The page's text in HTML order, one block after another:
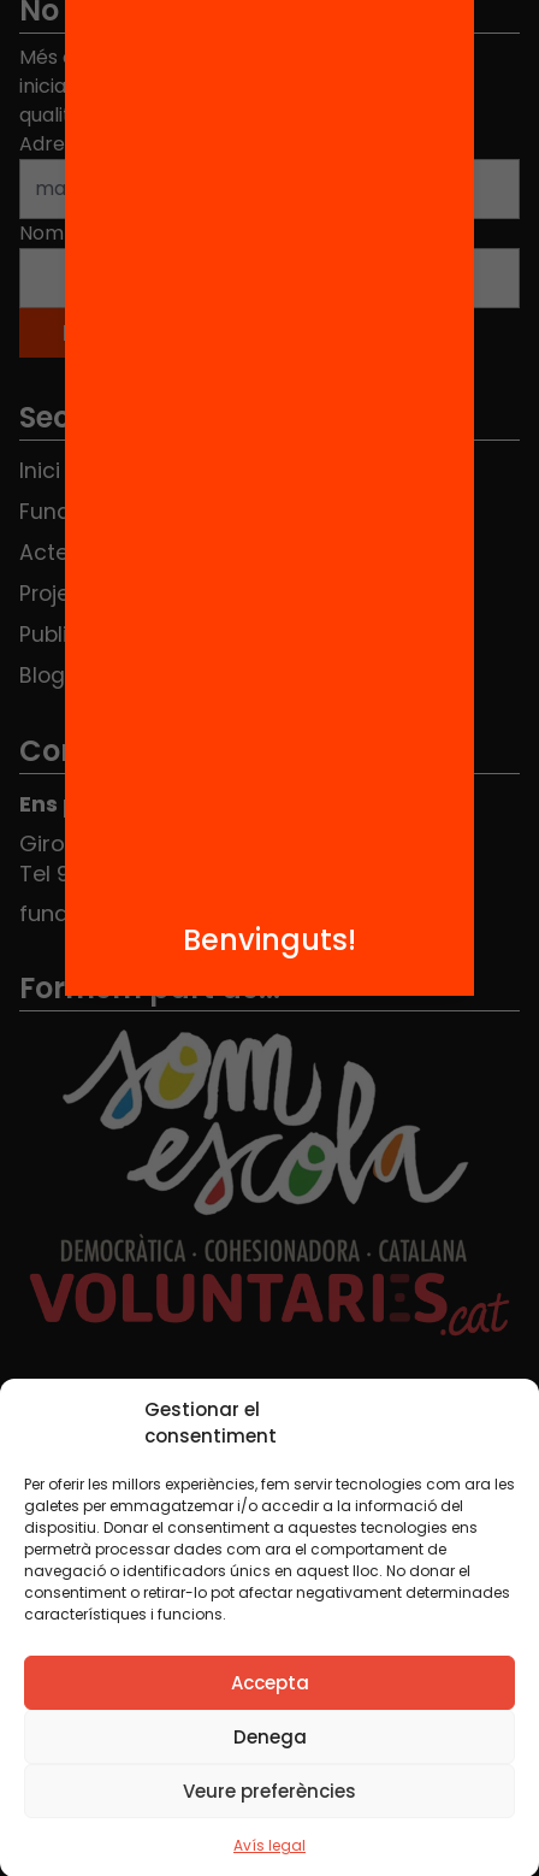
Gestionar el
consentiment
Per oferir les millors experiències, fem servir tecnologies com ara les
galetes per emmagatzemar i/o accedir a la informació del
dispositiu. Donar el consentiment a aquestes tecnologies ens
permetrà processar dades com ara el comportament de
navegació o identificadors únics en aquest lloc. No donar el
consentiment o retirar-lo pot afectar negativament determinades
característiques i funcions.
Accepta
Denega
Veure preferències
Avís legal
No et perdis res
Més de 40.000 persones ja han triat Equitat. Rep
iniciatives, propostes i projectes per millorar la
qualitat de l'educació a Catalunya.
Adreça electrònica
Nom
Seccions
Inici
Fundació
Actes
Projectes
Publicacions i vídeos
Blog
Contacte
Ens pots trobar al Hub Social
Girona 34, interior 08010 Barcelona
Tel 934 588 700
fundacio@equitat.org
Formem part de...
Xarxes Socials
TWT YTB IG FB IN
Avís legalPolítica de cookies
Creiem que el coneixement s’ha de compartir. Per això
fem servir una llicència Creative Commons, llevat que en
algun material indiquem el contrari. Us animem a copiar,
redistribuir, remesclar o transformar i crear els continguts
comercial. Només us demanem que reconegueu
Benvinguts!